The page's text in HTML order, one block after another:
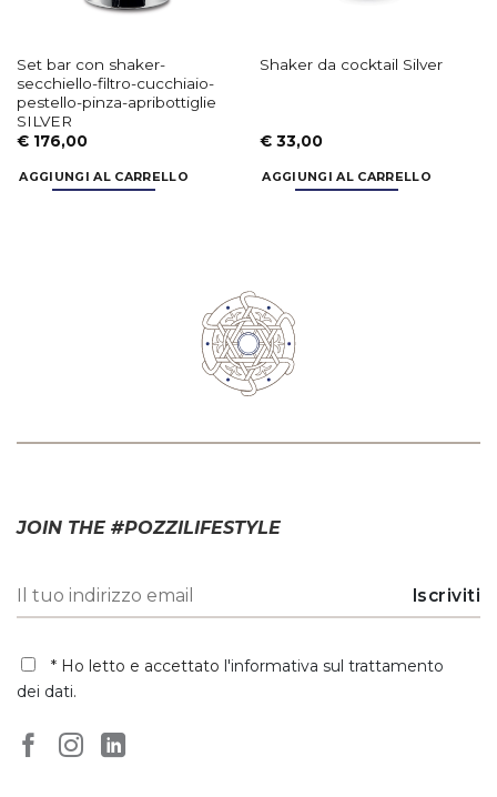
Set bar con shaker-
secchiello-filtro-cucchiaio-
pestello-pinza-apribottiglie
SILVER
€176,00
AGGIUNGI AL CARRELLO
Shaker da cocktail Silver
€33,00
AGGIUNGI AL CARRELLO
JOIN THE #POZZILIFESTYLE
* Ho letto e accettato l'informativa sul trattamento
dei dati.